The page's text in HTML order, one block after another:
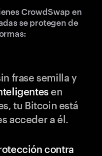
CrowdSwap en
se protegen de
frase semilla y
en
tu Bitcoin está
acceder a él.
contra